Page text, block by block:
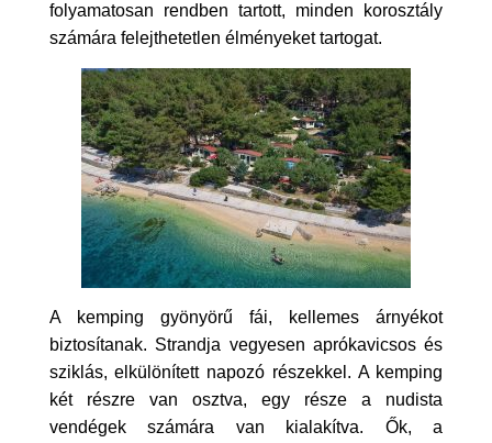
folyamatosan rendben tartott, minden korosztály
számára felejthetetlen élményeket tartogat.
A kemping gyönyörű fái, kellemes árnyékot
biztosítanak. Strandja vegyesen aprókavicsos és
sziklás, elkülönített napozó részekkel. A kemping
két részre van osztva, egy része a nudista
vendégek számára van kialakítva. Ők, a